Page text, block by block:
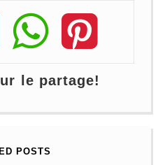
le partage!
POSTS